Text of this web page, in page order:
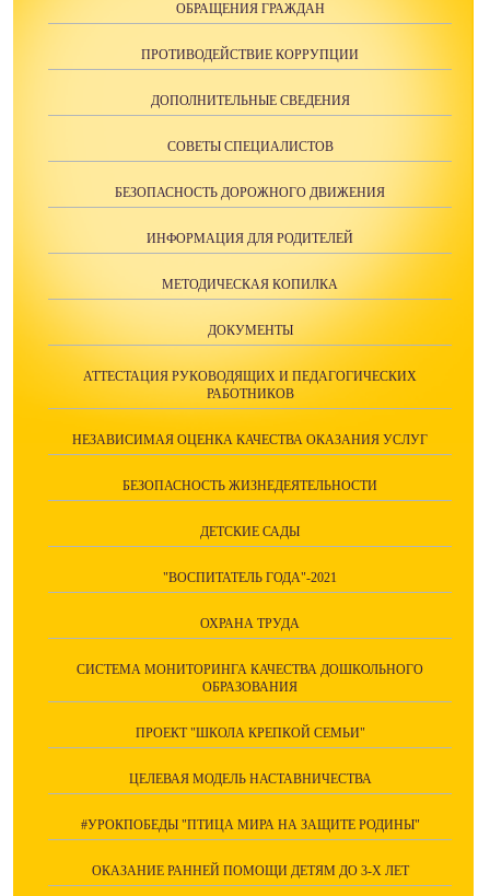
ОБРАЩЕНИЯ ГРАЖДАН
ПРОТИВОДЕЙСТВИЕ КОРРУПЦИИ
ДОПОЛНИТЕЛЬНЫЕ СВЕДЕНИЯ
СОВЕТЫ СПЕЦИАЛИСТОВ
БЕЗОПАСНОСТЬ ДОРОЖНОГО ДВИЖЕНИЯ
ИНФОРМАЦИЯ ДЛЯ РОДИТЕЛЕЙ
МЕТОДИЧЕСКАЯ КОПИЛКА
ДОКУМЕНТЫ
АТТЕСТАЦИЯ РУКОВОДЯЩИХ И ПЕДАГОГИЧЕСКИХ
РАБОТНИКОВ
НЕЗАВИСИМАЯ ОЦЕНКА КАЧЕСТВА ОКАЗАНИЯ УСЛУГ
БЕЗОПАСНОСТЬ ЖИЗНЕДЕЯТЕЛЬНОСТИ
ДЕТСКИЕ САДЫ
"ВОСПИТАТЕЛЬ ГОДА"-2021
ОХРАНА ТРУДА
СИСТЕМА МОНИТОРИНГА КАЧЕСТВА ДОШКОЛЬНОГО
ОБРАЗОВАНИЯ
ПРОЕКТ "ШКОЛА КРЕПКОЙ СЕМЬИ"
ЦЕЛЕВАЯ МОДЕЛЬ НАСТАВНИЧЕСТВА
#УРОКПОБЕДЫ "ПТИЦА МИРА НА ЗАЩИТЕ РОДИНЫ"
ОКАЗАНИЕ РАННЕЙ ПОМОЩИ ДЕТЯМ ДО 3-Х ЛЕТ